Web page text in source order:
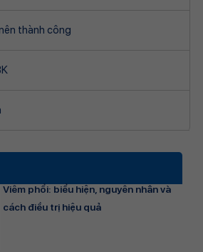
thành công
Viêm phổi: biểu hiện, nguyên nhân và
cách điều trị hiệu quả